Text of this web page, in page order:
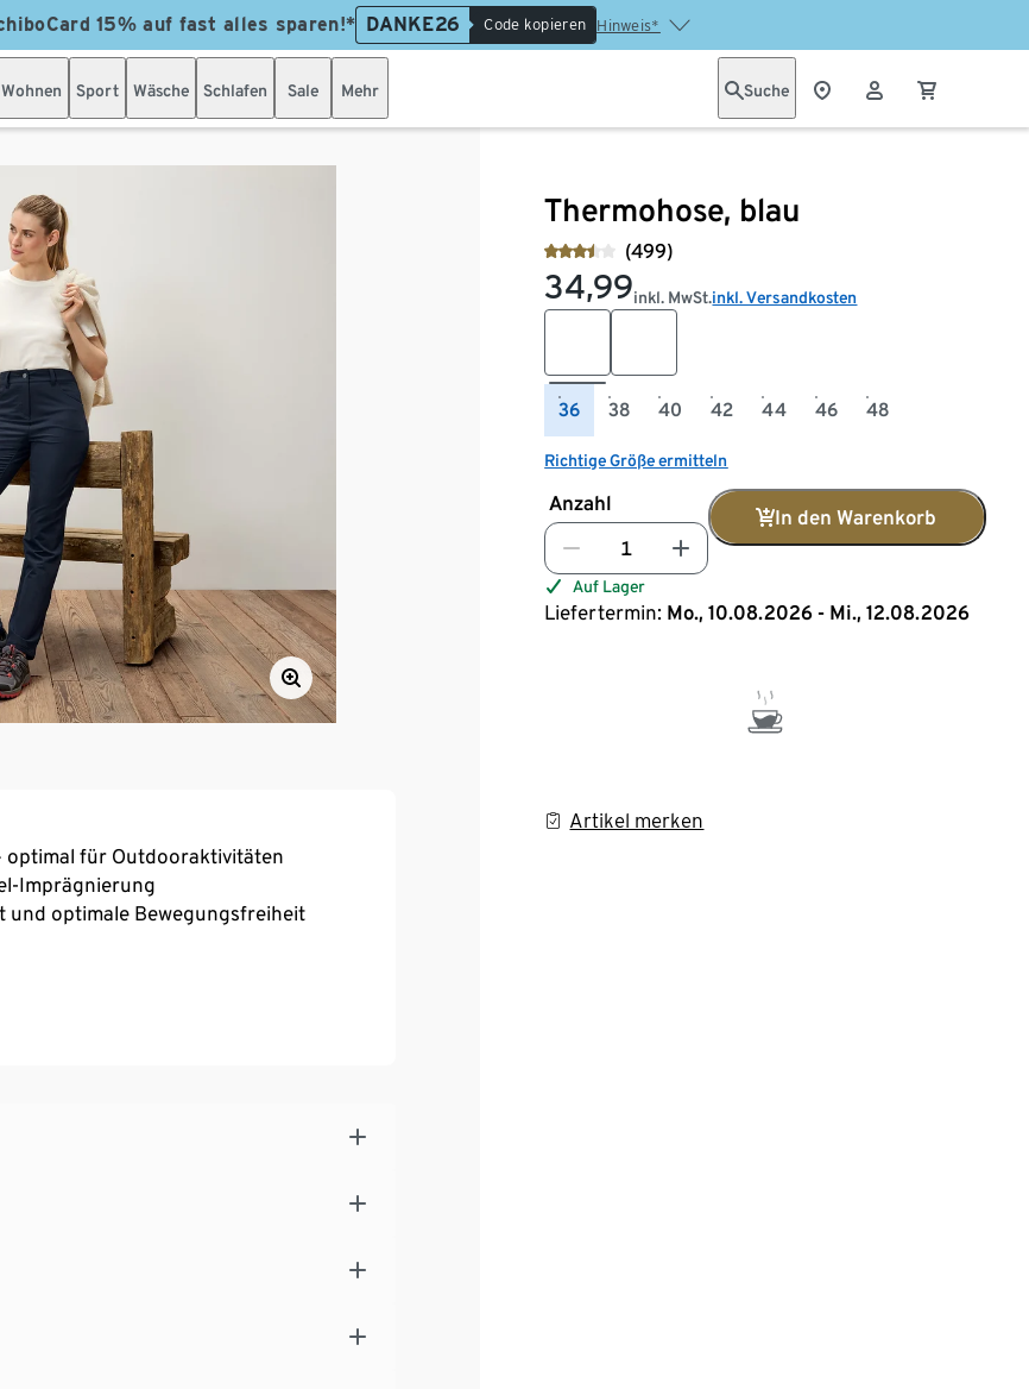
15% auf fast alles sparen!* DANKE26 Code kopieren Hinweis*
Wohnen Sport Wäsche Schlafen Sale Mehr Suche
Thermohose, blau
(499)
34,99inkl. MwSt.inkl. Versandkosten
36 38 40 42 44 46 48
Richtige Größe ermitteln
Anzahl
In den Warenkorb
Auf Lager
Liefertermin: Mo., 10.08.2026 - Mi., 12.08.2026
Artikel merken
optimal für Outdooraktivitäten
Imprägnierung
und optimale Bewegungsfreiheit